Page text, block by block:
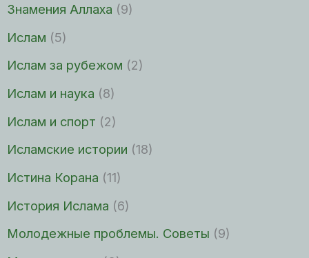
Знамения Аллаха (9)
Ислам (5)
Ислам за рубежом (2)
Ислам и наука (8)
Ислам и спорт (2)
Исламские истории (18)
Истина Корана (11)
История Ислама (6)
Молодежные проблемы. Советы (9)